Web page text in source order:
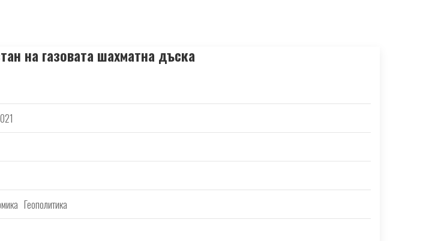
на газовата шахматна дъска
Геополитика